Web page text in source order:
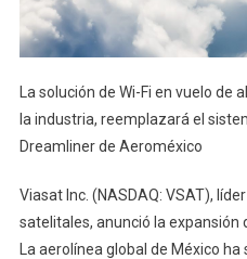
La solución de Wi-Fi en vuelo de
la industria, reemplazará el
Dreamliner de Aeroméxico
Viasat Inc. (NASDAQ: VSAT),
satelitales, anunció la expansión
La aerolínea global de México